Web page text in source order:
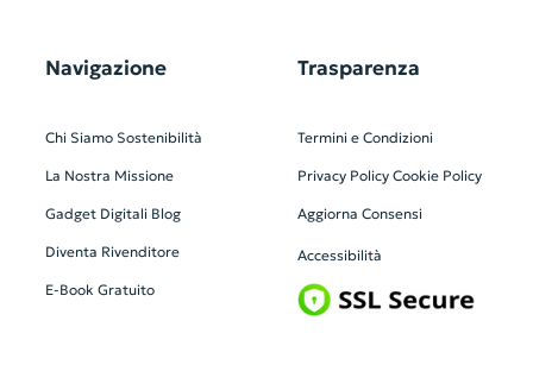
Navigazione
Chi Siamo Sostenibilità
La Nostra Missione
Gadget Digitali Blog
Diventa Rivenditore
E-Book Gratuito
Trasparenza
Termini e Condizioni
Privacy Policy Cookie Policy
Aggiorna Consensi
Accessibilità